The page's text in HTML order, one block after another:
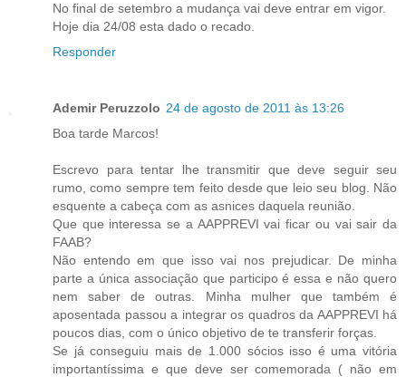
No final de setembro a mudança vai deve entrar em vigor.
Hoje dia 24/08 esta dado o recado.
Responder
Ademir Peruzzolo 24 de agosto de 2011 às 13:26
Boa tarde Marcos!
Escrevo para tentar lhe transmitir que deve seguir seu
rumo, como sempre tem feito desde que leio seu blog. Não
esquente a cabeça com as asnices daquela reunião.
Que que interessa se a AAPPREVI vai ficar ou vai sair da
FAAB?
Não entendo em que isso vai nos prejudicar. De minha
parte a única associação que participo é essa e não quero
nem saber de outras. Minha mulher que também é
aposentada passou a integrar os quadros da AAPPREVI há
poucos dias, com o único objetivo de te transferir forças.
Se já conseguiu mais de 1.000 sócios isso é uma vitória
importantíssima e que deve ser comemorada ( não em